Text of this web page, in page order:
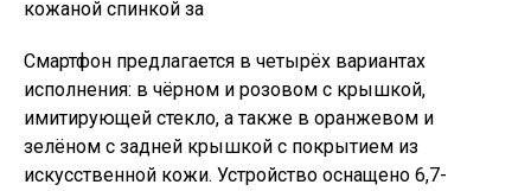
Смартфон предлагается в четырёх вариантах
исполнения: в чёрном и розовом с крышкой,
имитирующей стекло, а также в оранжевом и
зелёном с задней крышкой с покрытием из
искусственной кожи. Устройство оснащено 6,7-